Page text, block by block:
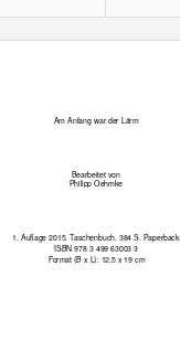
Am Anfang war der Lärm
Bearbeitet von
Philipp Oehmke
1. Auflage 2015. Taschenbuch. 384 S. Paperback
ISBN 978 3 499 63003 3
Format (B x L): 12,5 x 19 cm